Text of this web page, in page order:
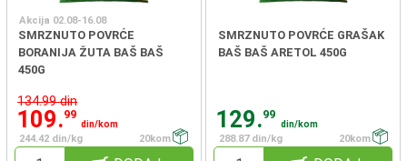
Akcija 02.08-16.08
SMRZNUTO POVRĆE
BORANIJA ŽUTA BAŠ BAŠ
450G
134.99 din
109.99
din/kom
244.42 din/kg
20kom
SMRZNUTO POVRĆE GRAŠAK
BAŠ BAŠ ARETOL 450G
129.99
din/kom
288.87 din/kg
20kom